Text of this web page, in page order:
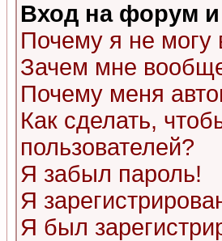
Вход на форум и
Почему я не могу
Зачем мне
Почему меня
Как сделать,
пользователей?
Я забыл пароль!
Я
Я был